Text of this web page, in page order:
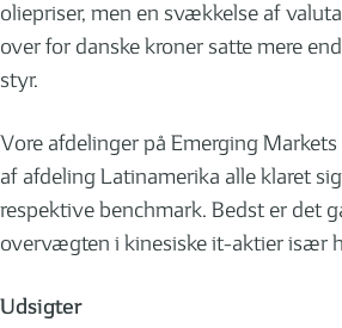
oliepriser, men en svækkelse af
over for danske kroner satte mere
styr.
Vore afdelinger på Emerging
af afdeling Latinamerika alle klaret
respektive benchmark. Bedst er det
overvægten i kinesiske it-aktier især
Udsigter